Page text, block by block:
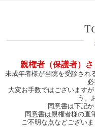
親権者（保護者）
未成年者様が当院を受診され
大変お手数ではございます
う、
同意書は下記
同意書は親権者様の直
ご不明な点などござい